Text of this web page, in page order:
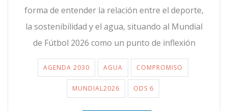
forma de entender la relación entre el deporte,
la sostenibilidad y el agua, situando al Mundial
de Fútbol 2026 como un punto de inflexión
AGENDA 2030 AGUA COMPROMISO
MUNDIAL2026 ODS 6